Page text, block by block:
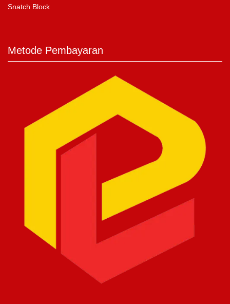
Snatch Block
Metode Pembayaran